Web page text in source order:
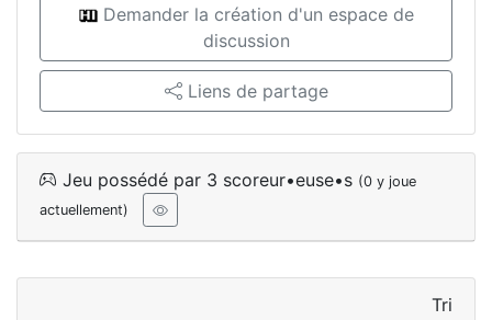
Demander la création d'un espace de
discussion
Liens de partage
Jeu possédé par 3 scoreur•euse•s (0 y joue
actuellement)
Tri